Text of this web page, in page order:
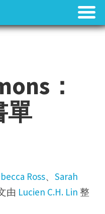
：
單
Ross、 Sarah
由 Lucien C.H. Lin 整